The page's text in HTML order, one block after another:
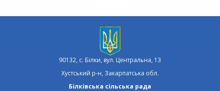
90132, с. Білки, вул. Центральна, 13
Хустський р-н, Закарпатська обл.
Білківська сільська рада